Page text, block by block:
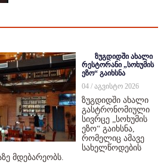
ზუგდიდში ახალი
რესტორანი „სოხუმის
ეზო“ გაიხსნა
04 / აგვისტო 2026
ზუგდიდში ახალი
გასტრონომიული
სივრცე „სოხუმის
ეზო“ გაიხსნა,
რომელიც ამავე
სახელწოდების
მდებარეობს.